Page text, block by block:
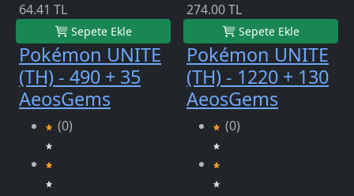
64.41 TL
Sepete Ekle
274.00 TL
Sepete Ekle
Pokémon UNITE
(TH) - 490 + 35
AeosGems
(0)
Pokémon UNITE
(TH) - 1220 + 130
AeosGems
(0)